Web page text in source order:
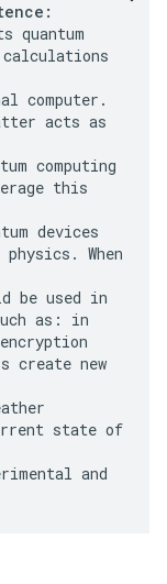
quantum
calculations
computer.
acts as
computing
this
devices
When
be used in
as: in
create new
state of
and